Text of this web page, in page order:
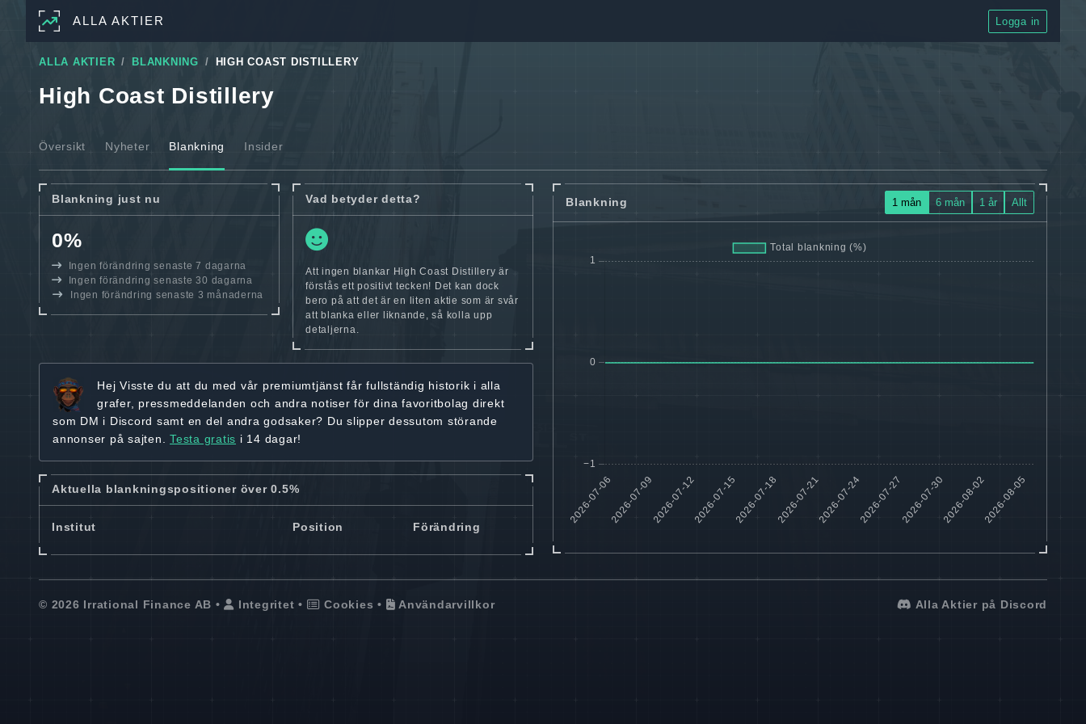
ALLA AKTIER Logga in
ALLA AKTIER BLANKNING HIGH COAST DISTILLERY
High Coast Distillery
Översikt Nyheter Blankning Insider
Blankning just nu
0%
Ingen förändring senaste 7 dagarna
Ingen förändring senaste 30 dagarna
Ingen förändring senaste 3 månaderna
Vad betyder detta?
Att ingen blankar High Coast Distillery är
förstås ett positivt tecken! Det kan dock
bero på att det är en liten aktie som är svår
att blanka eller liknande, så kolla upp
detaljerna.
Hej Visste du att du med vår premiumtjänst fårfullständig historik i alla
grafer, pressmeddelanden och andra notiser för dina favoritbolag direkt
som DM i Discord samt en del andra godsaker? Du slipper dessutom störande
annonser på sajten. Testa gratis i 14 dagar!
Aktuella blankningspositioner över 0.5%
Institut Position Förändring
Blankning 1 mån 6 mån 1 år Allt
© 2026 Irrational Finance AB • Integritet • Cookies • Användarvillkor Alla Aktier på Discord